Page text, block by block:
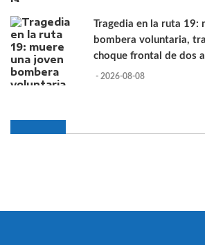
Tragedia en la ruta 19:
bombera voluntaria,
choque frontal de dos
- 2026-08-08